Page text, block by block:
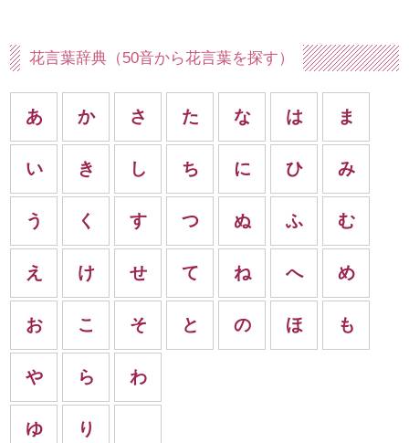
花言葉辞典（50音から花言葉を探す）
あ
い
う
え
お
か
き
く
け
こ
さ
し
す
せ
そ
た
ち
つ
て
と
な
に
ぬ
ね
の
は
ひ
ふ
へ
ほ
ま
み
む
め
も
や
ゆ
ら
り
わ